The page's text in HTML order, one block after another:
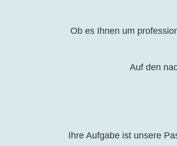
Ob es Ihnen um
Auf den
Ihre Aufgabe ist unsere